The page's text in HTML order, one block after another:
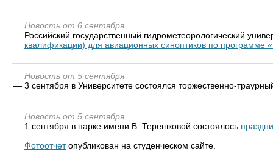
Новость от 6 сентября
— Российский государственный гидрометеорологический
квалификации) для авиационных синоптиков по программе
Новость от 5 сентября
— 3 сентября в Университете состоялся торжественно-
Новость от 5 сентября
— 1 сентября в парке имени В. Терешковой состоялось
Фотоотчетопубликован на студенческом сайте.